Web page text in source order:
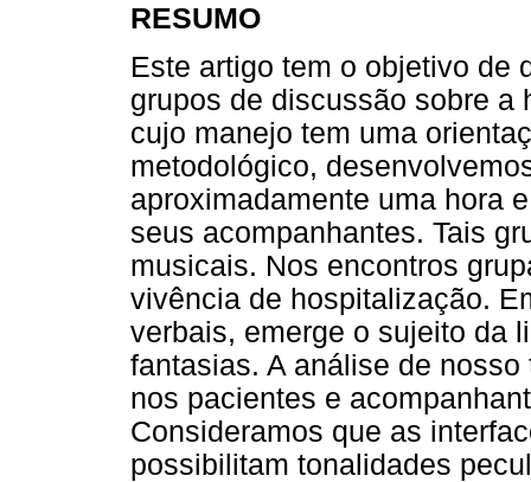
RESUMO
Este artigo tem o objetivo de
grupos de discussão sobre a
cujo manejo tem uma
metodológico,
aproximadamente uma hora
seus acompanhantes. Tais
musicais. Nos encontros
vivência de hospitalização.
verbais, emerge o sujeito da
fantasias. A análise de
nos pacientes e
Consideramos que as
possibilitam tonalidades